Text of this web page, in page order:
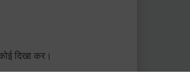
दिखा कर।